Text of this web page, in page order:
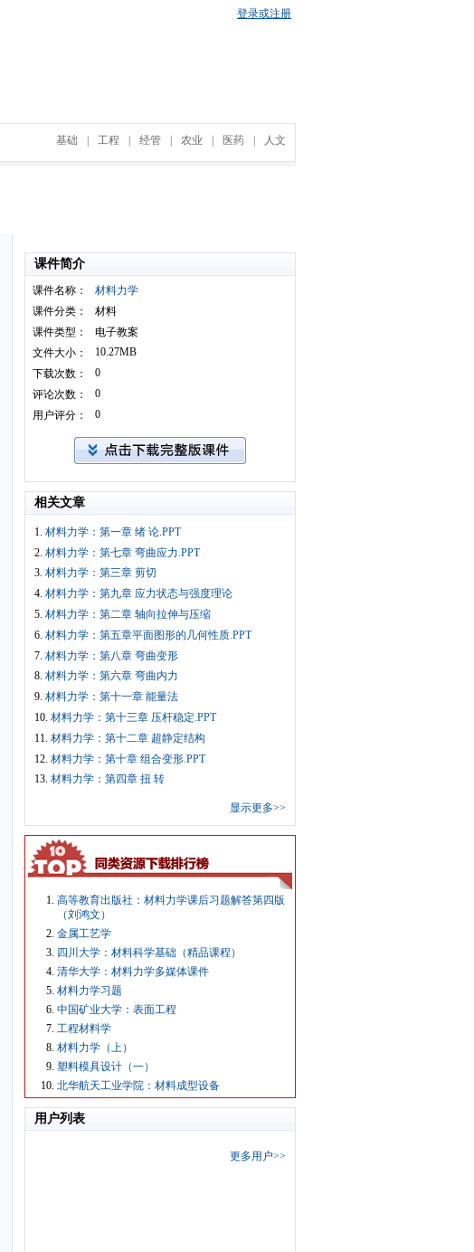
登录或注册
基础 工程 经管 农业 医药 人文
课件简介
课件名称：
材料力学
课件分类：
材料
课件类型：
电子教案
文件大小：
10.27MB
下载次数：
0
评论次数：
0
用户评分：
0
相关文章
1. 材料力学：第一章 绪 论.PPT
2. 材料力学：第七章 弯曲应力.PPT
3. 材料力学：第三章 剪切
4. 材料力学：第九章 应力状态与强度理论
5. 材料力学：第二章 轴向拉伸与压缩
6. 材料力学：第五章平面图形的几何性质.PPT
7. 材料力学：第八章 弯曲变形
8. 材料力学：第六章 弯曲内力
9. 材料力学：第十一章 能量法
10. 材料力学：第十三章 压杆稳定.PPT
11. 材料力学：第十二章 超静定结构
12. 材料力学：第十章 组合变形.PPT
13. 材料力学：第四章 扭 转
显示更多>>
高等教育出版社：材料力学课后习题解答第四版
（刘鸿文）
金属工艺学
四川大学：材料科学基础（精品课程）
清华大学：材料力学多媒体课件
材料力学习题
中国矿业大学：表面工程
工程材料学
材料力学（上）
塑料模具设计（一）
北华航天工业学院：材料成型设备
用户列表
更多用户>>